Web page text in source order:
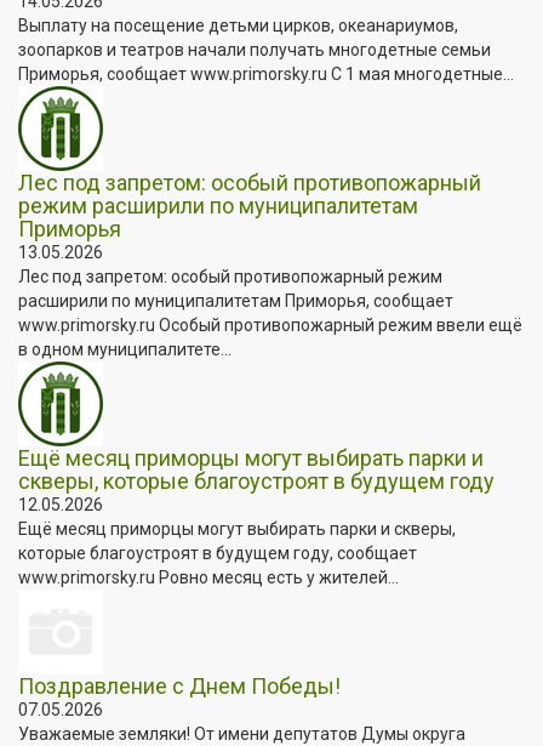
Выплату на посещение детьми цирков, океанариумов,
зоопарков и театров начали получать многодетные семьи
Приморья, сообщает www.primorsky.ru С 1 мая многодетные...
Лес под запретом: особый противопожарный
режим расширили по муниципалитетам
Приморья
13.05.2026
Лес под запретом: особый противопожарный режим
расширили по муниципалитетам Приморья, сообщает
www.primorsky.ru Особый противопожарный режим ввели ещё
в одном муниципалитете...
Ещё месяц приморцы могут выбирать парки и
скверы, которые благоустроят в будущем году
12.05.2026
Ещё месяц приморцы могут выбирать парки и скверы,
которые благоустроят в будущем году, сообщает
www.primorsky.ru Ровно месяц есть у жителей...
Поздравление с Днем Победы!
07.05.2026
Уважаемые земляки! От имени депутатов Думы округа